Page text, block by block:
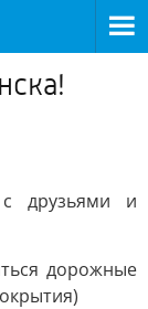
друзьями и
дорожные